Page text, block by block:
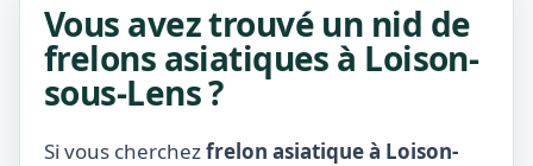
Vous avez trouvé un nid de
frelons asiatiques à Loison-
sous-Lens ?
Si vous cherchezfrelon asiatique à Loison-